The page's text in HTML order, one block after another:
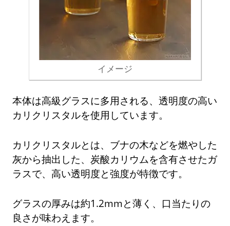
イメージ
本体は高級グラスに多用される、透明度の高い
カリクリスタルを使用しています。
カリクリスタルとは、ブナの木などを燃やした
灰から抽出した、炭酸カリウムを含有させたガ
ラスで、高い透明度と強度が特徴です。
グラスの厚みは約1.2mmと薄く、口当たりの
良さが味わえます。